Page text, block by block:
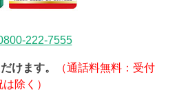
222-7555
けます。
（通話料無料：受付
除く）